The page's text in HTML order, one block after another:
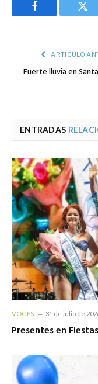
Facebook
ARTÍCULO
Fuerte lluvia en
ENTRADAS
VOCES 31 de julio de
Presentes en